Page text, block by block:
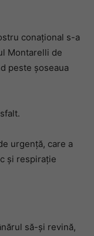
conațional s-a
Montarelli de
peste șoseaua
urgență, care a
și respirație
să-și revină,